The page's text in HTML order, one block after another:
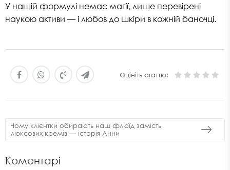
У нашій формулі немає магії, лише перевірені
наукою активи — і любов до шкіри в кожній баночці.
Оцініть статтю:
Чому клієнтки обирають наш флюїд замість
люксових кремів — історія Анни
Коментарі